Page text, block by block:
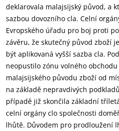
deklarovala malajsijský původ, a
sazbou dovozního cla. Celní
Evropského úřadu pro boj proti
závěru, že skutečný původ zboží
být aplikovaná vyšší sazba cla.
neopustilo zónu volného
malajsijského původu zboží od
na základě nepravdivých
případě již skončila základní
celní orgány clo společnosti
lhůtě. Důvodem pro prodloužení